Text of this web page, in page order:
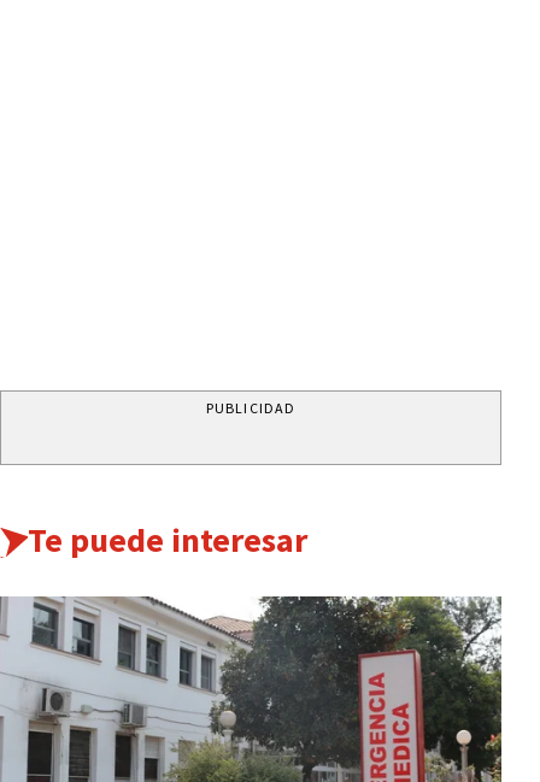
PUBLICIDAD
Te puede interesar